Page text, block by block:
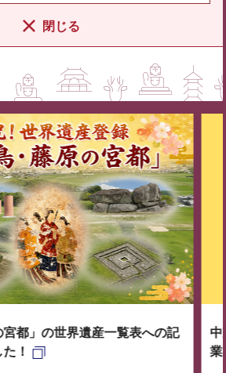
閉じる
宮都」の世界遺産一覧表への記
！
中
業